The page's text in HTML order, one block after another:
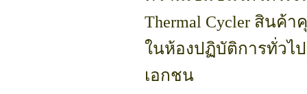
Thermal Cycler สินค้
ในห้องปฏิบัติการทั่วไ
เอกชน